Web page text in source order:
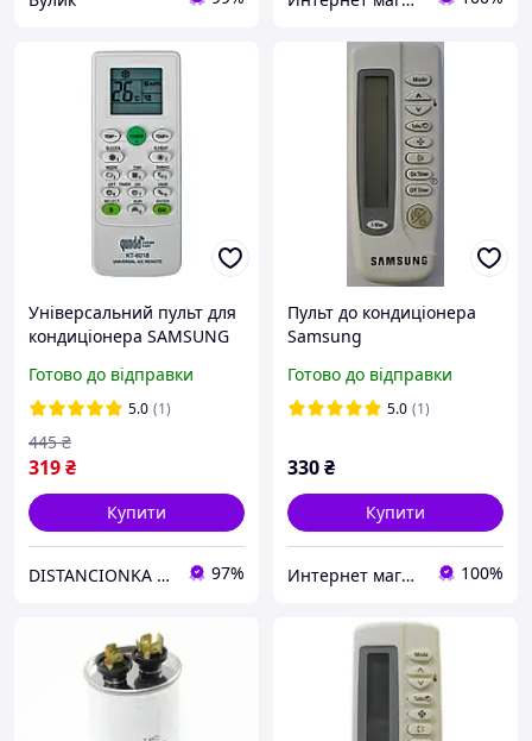
Універсальний пульт для
кондиціонера SAMSUNG
Готово до відправки
5.0 (1)
319₴
445 ₴
Купити
DISTANCIONKA | Інтернет-магазин пультів 97%
Пульт до кондиціонера
Samsung
Готово до відправки
5.0 (1)
330₴
Купити
Интернет магазин "Пульт для Вас" 100%